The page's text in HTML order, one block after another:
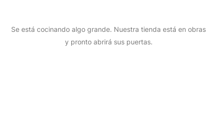
Se está cocinando algo grande. Nuestra tienda está en obras
y pronto abrirá sus puertas.